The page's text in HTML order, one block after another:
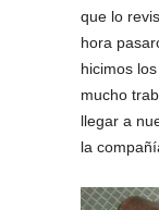
que lo
hora
hicimos
mucho
llegar a
la